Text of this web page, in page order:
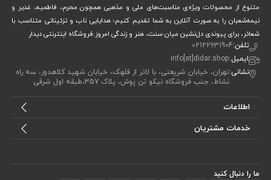
متنوع از محصولات ویژه‌ی مناسبت‌های ملی و مذهبی همچون محرم، فاطمیه، غدیر و
نیمه‌شعبان را به صورت آنلاین به شما تقدیم کنیم؛ هدایایی ناب و تزئیناتی متناسب با
شعائر، برای پیوندی دل‌نشین میان سنت، هنر و زندگی امروز.فروشگاه اینترنتی دیدار
تلفن:02122631904
ایمیل:info[at]didar.shop
نشانی:تهران، خیابان شریعتی، با لاتر از قلهک، خیابان شهید کلاهدوز، سه راه
نشاط، جنب فروشگاه نیکو تن پوش، پلاک 357،طبقه اول شرقی
اطلاعات
خدمات مشتریان
ما را دنبال کنید